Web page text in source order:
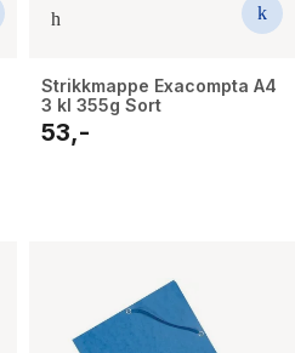
Strikkmappe Exacompta A4
3 kl 355g Sort
53,-